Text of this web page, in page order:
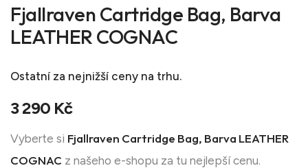
Fjallraven Cartridge Bag, Barva
LEATHER COGNAC
Ostatníza nejnižší ceny na trhu.
3 290 Kč
Vyberte si Fjallraven Cartridge Bag, Barva LEATHER
COGNAC z našeho e-shopu za tu nejlepší cenu.